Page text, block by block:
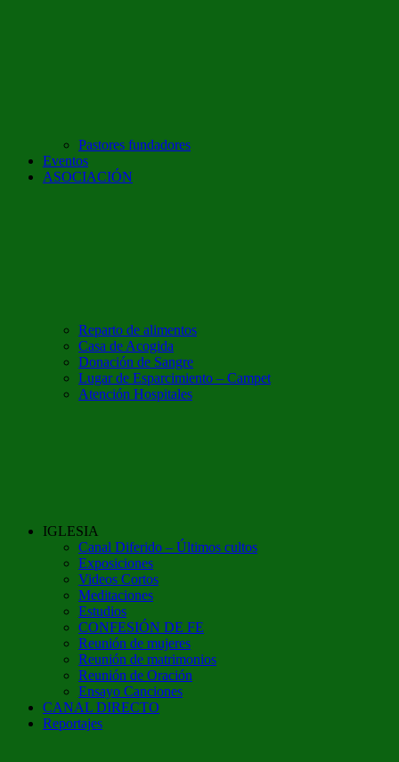
Pastores fundadores
Eventos
ASOCIACIÓN
Reparto de alimentos
Casa de Acogida
Donación de Sangre
Lugar de Esparcimiento – Campet
Atención Hospitales
IGLESIA
Canal Diferido – Últimos cultos
Exposiciones
Videos Cortos
Meditaciones
Estudios
CONFESIÓN DE FE
Reunión de mujeres
Reunión de matrimonios
Reunión de Oración
Ensayo Canciones
CANAL DIRECTO
Reportajes